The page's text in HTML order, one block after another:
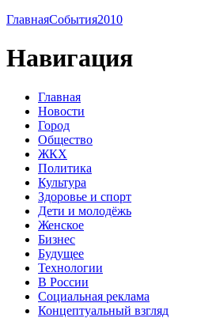
ГлавнаяСобытия2010
Навигация
Главная
Новости
Город
Общество
ЖКХ
Политика
Культура
Здоровье и спорт
Дети и молодёжь
Женское
Бизнес
Будущее
Технологии
В России
Социальная реклама
Концептуальный взгляд